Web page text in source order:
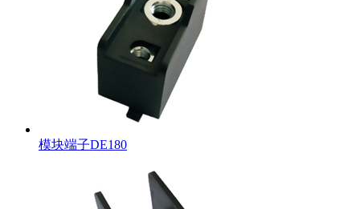
模块端子DE180